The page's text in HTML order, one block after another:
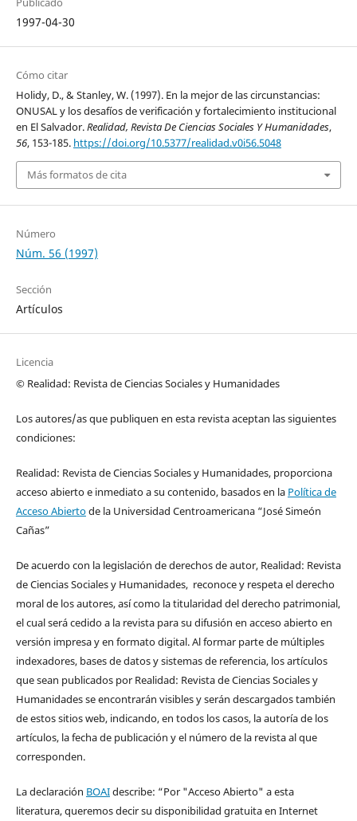
1997-04-30
Cómo citar
Holidy, D., & Stanley, W. (1997). En la mejor de las circunstancias:
ONUSAL y los desafíos de verificación y fortalecimiento institucional
en El Salvador.Realidad, Revista De Ciencias Sociales Y Humanidades,
56, 153-185. https://doi.org/10.5377/realidad.v0i56.5048
Más formatos de cita
Número
Núm. 56 (1997)
Sección
Artículos
Licencia
© Realidad: Revista de Ciencias Sociales y Humanidades
Los autores/as que publiquen en esta revista aceptan las siguientes
condiciones:
Realidad: Revista de Ciencias Sociales y Humanidades, proporciona
acceso abierto e inmediato a su contenido, basados en la Política de
Acceso Abiertode la Universidad Centroamericana “José Simeón
Cañas”
De acuerdo con la legislación de derechos de autor, Realidad: Revista
de Ciencias Sociales y Humanidades, reconoce y respeta el derecho
moral de los autores, así como la titularidad del derecho patrimonial,
el cual será cedido a la revista para su difusión en acceso abierto en
versión impresa y en formato digital. Al formar parte de múltiples
indexadores, bases de datos y sistemas de referencia, los artículos
que sean publicados por Realidad: Revista de Ciencias Sociales y
Humanidades se encontrarán visibles y serán descargados también
de estos sitios web, indicando, en todos los casos, la autoría de los
artículos, la fecha de publicación y el número de la revista al que
corresponden.
La declaración BOAIdescribe: “Por "Acceso Abierto" a esta
literatura, queremos decir su disponibilidad gratuita en Internet